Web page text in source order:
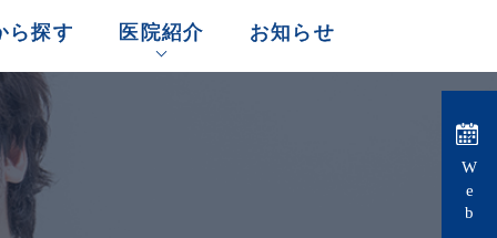
ら探す 医院紹介 お知らせ
Web予約